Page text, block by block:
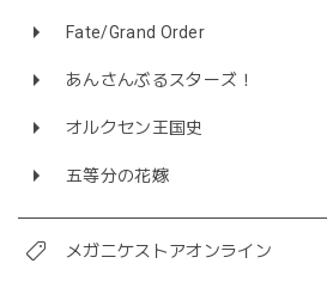
Fate/Grand Order
あんさんぶるスターズ！
オルクセン王国史
五等分の花嫁
メガニケストアオンライン